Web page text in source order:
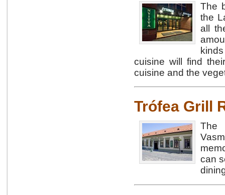
The
the
all
cuisine will find
cuisine and the
Trófea Grill
The
can